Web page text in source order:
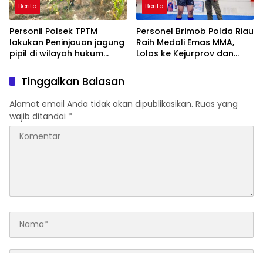
Berita
Personil Polsek TPTM
lakukan Peninjauan jagung
pipil di wilayah hukum
Berita
Personel Brimob Polda Riau
Raih Medali Emas MMA,
Lolos ke Kejurprov dan
Tinggalkan Balasan
Alamat email Anda tidak akan dipublikasikan. Ruas yang
wajib ditandai *